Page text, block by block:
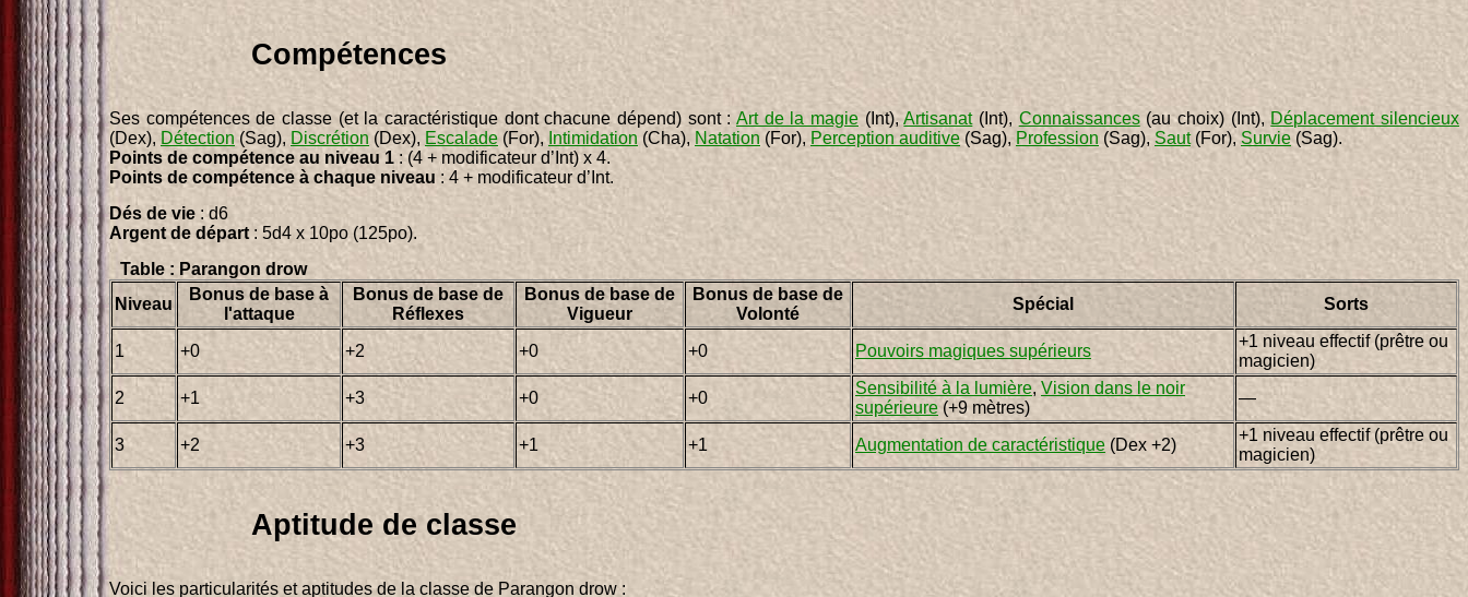
Compétences
Ses compétences de classe (et la caractéristique dont chacune dépend) sont :Art de la magie (Int),Artisanat(Int), Connaissances(au choix) (Int),Déplacement silencieux
(Dex), Détection (Sag), Discrétion (Dex), Escalade (For), Intimidation (Cha), Natation (For), Perception auditive (Sag), Profession (Sag), Saut(For),Survie (Sag).
Points de compétence au niveau 1 : (4 + modificateur d’Int) x 4.
Points de compétence à chaque niveau : 4 + modificateur d’Int.
Dés de vie : d6
Argent de départ : 5d4 x 10po (125po).
Table : Parangon drow
Niveau
Bonus de base à
l'attaque
Bonus de base de
Réflexes
Bonus de base de
Vigueur
Bonus de base de
Volonté
Spécial Sorts
1 +0 +2 +0 +0 Pouvoirs magiques supérieurs
+1 niveau effectif (prêtre ou
magicien)
2
+1 +3 +0 +0
Sensibilité à la lumière, Vision dans le noir
supérieure (+9 mètres)
—
3 +2 +3 +1 +1 Augmentation de caractéristique (Dex +2)
+1 niveau effectif (prêtre ou
magicien)
Aptitude de classe
Voici les particularités et aptitudes de la classe de Parangon drow :